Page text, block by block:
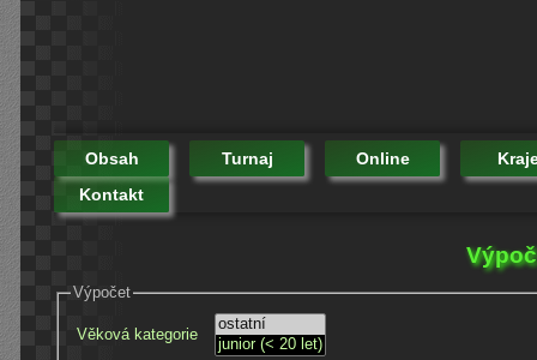
Obsah Turnaj Online
Kontakt
Výpočet
Věková kategorie